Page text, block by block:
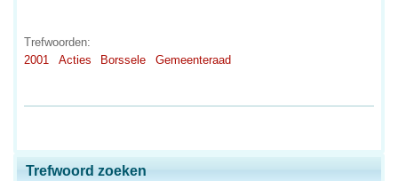
Trefwoorden:
2001
Acties Borssele Gemeenteraad
Trefwoord zoeken